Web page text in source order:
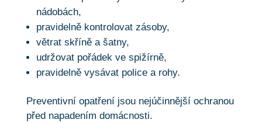
nádobách,
pravidelně kontrolovat zásoby,
větrat skříně a šatny,
udržovat pořádek ve spižírně,
pravidelně vysávat police a rohy.
Preventivní opatření jsou nejúčinnější ochranou
před napadením domácnosti.